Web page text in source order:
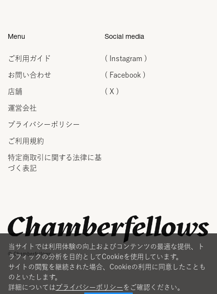
Menu
ご利用ガイド
お問い合わせ
店舗
運営会社
プライバシーポリシー
ご利用規約
特定商取引に関する法律に 基
づく表記
Social media
( Instagram )
( Facebook )
( X )
© Chamberfellows
当サイトでは利用体験の向上およびコンテンツの最適な提供、ト
ラフィックの分析を目的としてCookieを使用しています。
サイトの閲覧を継続された場合、Cookieの利用に同意したことも
のといたします。
詳細については プライバシーポリシー をご確認ください。